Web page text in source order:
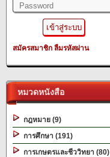
สมัครสมาชิก ลืมรหัสผ่าน
หมวดหนังสือ
กฎหมาย (9)
การศึกษา (191)
การเกษตรและชีววิทยา (80)